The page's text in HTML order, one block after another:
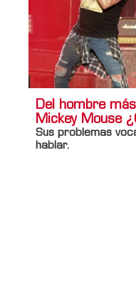
Del hombre
Mickey Mouse
Sus problemas
hablar.